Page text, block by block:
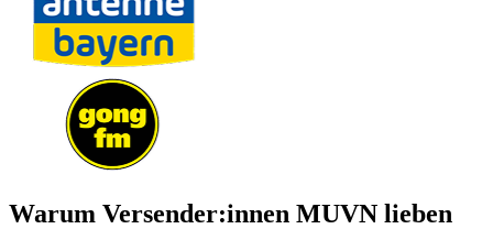
Warum Versender:innen MUVN lieben